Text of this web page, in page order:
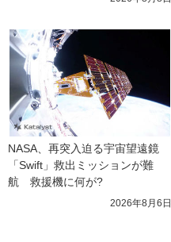
NASA、再突入迫る宇宙望遠鏡
「Swift」救出ミッションが難
航　救援機に何が?
2026年8月6日